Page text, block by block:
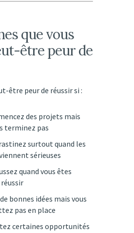
que vous
être peur de
être peur de réussir si :
des projets mais
terminez pas
surtout quand les
sérieuses
quand vous êtes
bonnes idées mais vous
pas en place
certaines opportunités